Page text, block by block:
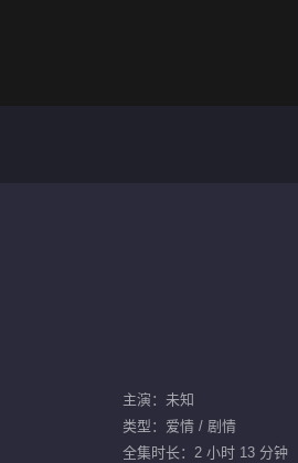
主演：未知
类型：爱情 / 剧情
全集时长：2 小时 13 分钟